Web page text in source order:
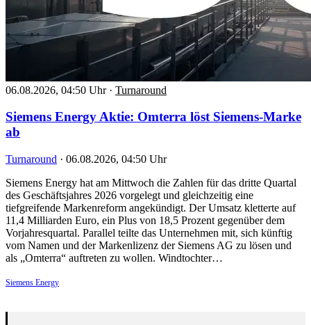
06.08.2026, 04:50 Uhr · Turnaround
Siemens Energy Aktie: Omterra löst Siemens-Marke
ab
Turnaround · 06.08.2026, 04:50 Uhr
Siemens Energy hat am Mittwoch die Zahlen für das dritte Quartal
des Geschäftsjahres 2026 vorgelegt und gleichzeitig eine
tiefgreifende Markenreform angekündigt. Der Umsatz kletterte auf
11,4 Milliarden Euro, ein Plus von 18,5 Prozent gegenüber dem
Vorjahresquartal. Parallel teilte das Unternehmen mit, sich künftig
vom Namen und der Markenlizenz der Siemens AG zu lösen und
als „Omterra“ auftreten zu wollen. Windtochter…
Siemens Energy